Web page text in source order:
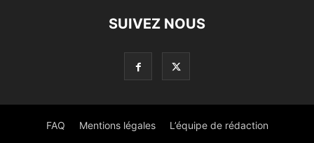
SUIVEZ NOUS
FAQ Mentions légales L’équipe de rédaction